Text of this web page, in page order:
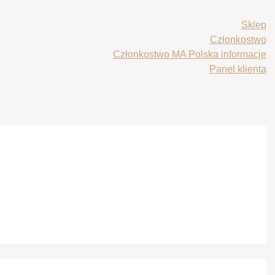
Sklep
Członkostwo
Członkostwo MA Polska informacje
Panel klienta